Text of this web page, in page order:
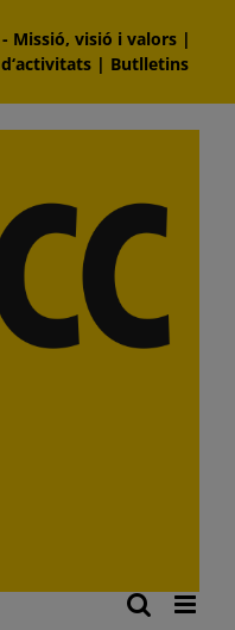
- Missió, visió i valors |
| Butlletins